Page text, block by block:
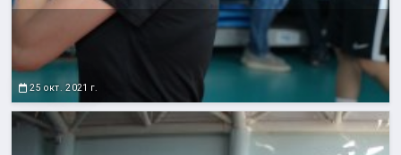
25 окт. 2021 г.